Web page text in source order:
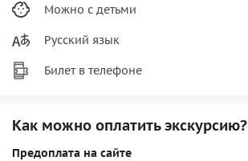
Можно с детьми
Русский язык
Билет в телефоне
Как можно оплатить экскурсию?
Предоплата на сайте